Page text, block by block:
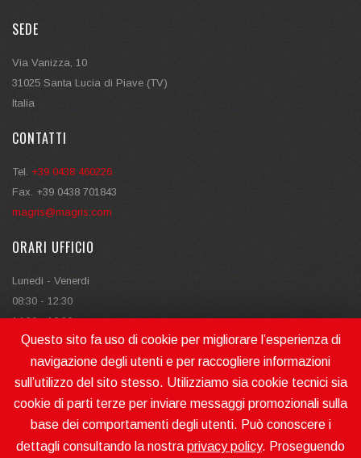
SEDE
Via Vanizza, 10
31025 Santa Lucia di Piave (TV)
Italia
CONTATTI
Tel. +39 0438 460226
Fax. +39 0438 701843
magris@magris.com
ORARI UFFICIO
Lunedi - Venerdi
08:30 - 12:30
14:30 - 18:30
MAGRIS SRL MAKES MOVING | P.IVA - V.A.T. N. IT04722850262
CAP. SOC. / REG.CAP. € 40.000,00 I.V.
Questo sito fa uso di cookie per migliorare l’esperienza di
navigazione degli utenti e per raccogliere informazioni
sull’utilizzo del sito stesso. Utilizziamo sia cookie tecnici sia
cookie di parti terze per inviare messaggi promozionali sulla
base dei comportamenti degli utenti. Può conoscere i
dettagli consultando la nostra privacy policy. Proseguendo